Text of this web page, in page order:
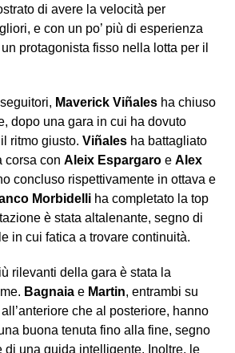
di avere la velocità per
e con un po’ più di esperienza
protagonista fisso nella lotta per il
Maverick Viñalesha chiuso
dopo una gara in cui ha dovuto
ritmo giusto. Viñalesha battagliato
corsa con Aleix Espargaroe Alex
concluso rispettivamente in ottava e
Morbidelliha completato la top
è stata altalenante, segno di
in cui fatica a trovare continuità.
rilevanti della gara è stata la
Bagnaiae Martin, entrambi su
che al posteriore, hanno
buona tenuta fino alla fine, segno
di una guida intelligente. Inoltre, le